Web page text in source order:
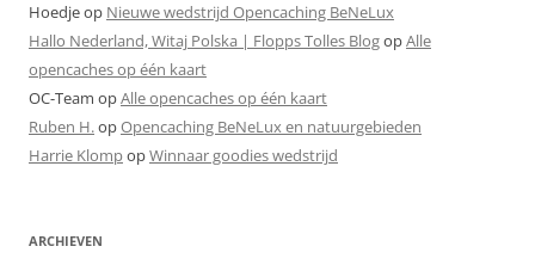
Hoedjeop Nieuwe wedstrijd Opencaching BeNeLux
Hallo Nederland, Witaj Polska | Flopps Tolles BlogopAlle
opencaches op één kaart
OC-Team opAlle opencaches op één kaart
Ruben H.opOpencaching BeNeLux en natuurgebieden
Harrie KlompopWinnaar goodies wedstrijd
ARCHIEVEN